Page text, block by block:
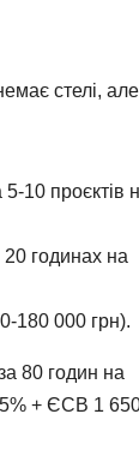
стелі,
10 проєктів
годинах на
180 000 грн).
80 годин на
5% + ЄСВ 1